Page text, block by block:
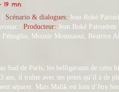
19 mn
/ Scénario & dialogues: Jean Roké
/ Producteur: Jean Roké
Mounir Moussaoui, Béatrice
Sud de Paris, les belligérants de cette
il traîne avec ses potes qu’il a de
séparer. Mais Malik est loin d’être